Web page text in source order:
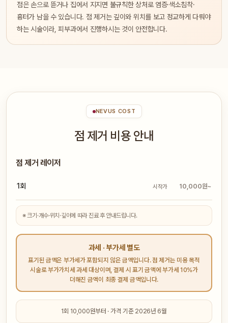
점은 손으로 뜯거나 집에서 지지면 불규칙한 상처로 염증·색소침착·
흉터가 남을 수 있습니다. 점 제거는 깊이와 위치를 보고 정교하게 다뤄야
하는 시술이라, 피부과에서 진행하시는 것이 안전합니다.
NEVUS COST
점 제거 비용 안내
점 제거 레이저
1회 시작가 10,000원~
※ 크기·개수·위치·깊이에 따라 진료 후 안내드립니다.
과세 · 부가세 별도
표기된 금액은 부가세가 포함되지 않은 금액입니다. 점 제거는 미용 목적
시술로 부가가치세 과세 대상이며, 결제 시 표기 금액에 부가세 10%가
더해진 금액이 최종 결제 금액입니다.
1회 10,000원부터 · 가격 기준 2026년 6월